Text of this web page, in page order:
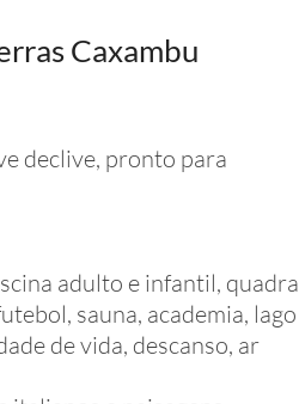
Caxambu
declive, pronto para
adulto e infantil, quadra
sauna, academia, lago
de vida, descanso, ar